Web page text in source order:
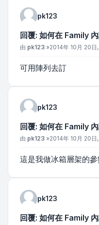
pk123
回覆: 如何在 Family
文章
由 pk123 »2014年 10月 20日,
可用陣列去訂
pk123
回覆: 如何在 Family
文章
由 pk123 »2014年 10月 20日
這是我做冰箱層架的
pk123
回覆: 如何在 Family